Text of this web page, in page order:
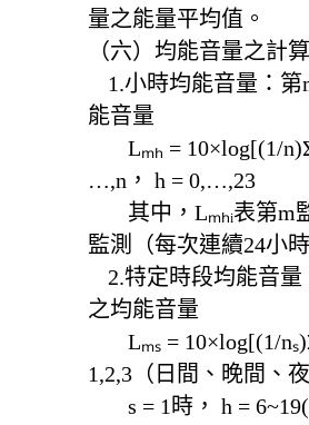
量之能量平均值。
（六）均能音量之計
ㅤ1.小時均能音量：
能音量
ㅤㅤLₘₕ = 10×log[(1/
…,n， h = 0,…,23
ㅤㅤ其中，Lₘₕᵢ表第
監測（每次連續24小
ㅤ2.特定時段均能音
之均能音量
ㅤㅤLₘₛ = 10×log[(1/
1,2,3（日間、晚間、
ㅤㅤs = 1時， h =